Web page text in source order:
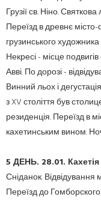
Грузії св.Ніно.Святкова
Переїзд в древнє
грузинського
Некресі - місце
Авві.По дорозі -
Винний льох і
з XV століття був
резиденція.Переїзд в
кахетинським вином.
5 ДЕНЬ. 28.01.
Сніданок.
Переїзд до